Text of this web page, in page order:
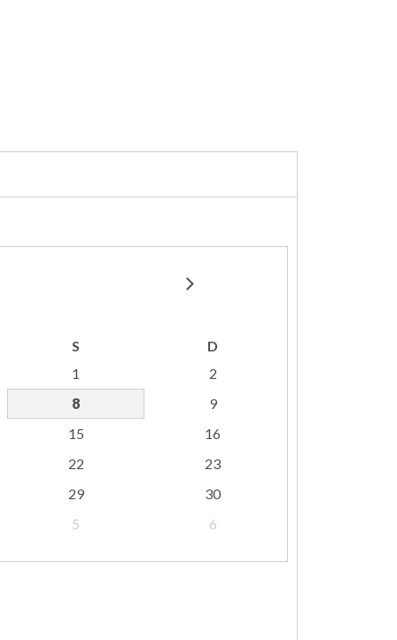
S
D
1
2
8
9
15
16
22
23
29
30
5 6